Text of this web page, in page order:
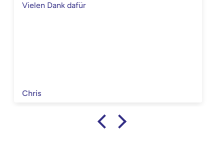
M.K.